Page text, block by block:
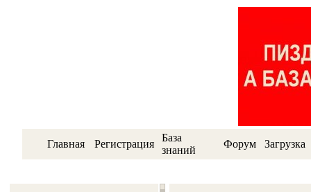
Главная Регистрация
База
знаний
Форум Загрузка